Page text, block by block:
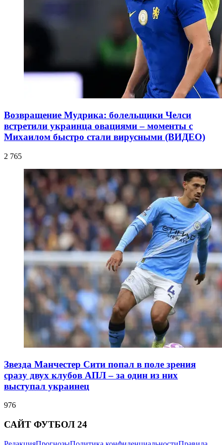
Возвращение Мудрика: болельщики Челси
встретили украинца овациями – моменты с
Михаилом быстро стали вирусными (ВИДЕО)
2 765
Звезда Манчестер Сити попал в поле зрения
сразу двух клубов АПЛ – за один из них
выступал украинец
976
САЙТ ФУТБОЛ 24